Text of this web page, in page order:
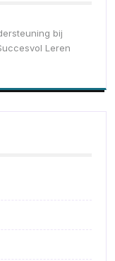
bij
Leren